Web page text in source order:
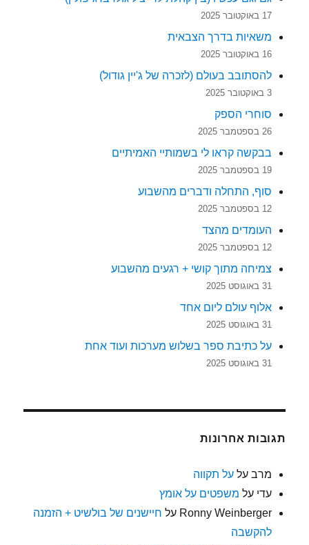
17 באוקטובר 2025
משאיות בדרך הצבאית
16 באוקטובר 2025
להסתובב בעולם (לזכרה של ג'יין גודול)
3 באוקטובר 2025
סוחרי הספק
26 בספטמבר 2025
בבקשה קראו לי בשמותיי האמיתיים
19 בספטמבר 2025
סוף, התחלה ודברים מהשבוע
12 בספטמבר 2025
העומדים מהצד
12 בספטמבר 2025
צמיחה מתוך קושי + רגעים מהשבוע
31 באוגוסט 2025
אלוף עולם ליום אחד
31 באוגוסט 2025
על כתיבת ספר בשלוש מערכות ועוד אחת
31 באוגוסט 2025
תגובות אחרונות
מרב עלעל תקווה
עדי על משפטים על אומץ
Ronny Weinberger על חיישנים של בולשיט + הזמנה
להקשבה